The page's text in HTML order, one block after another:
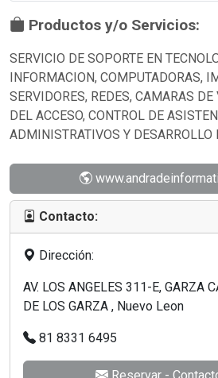
Productos y/o Servicios:
SERVICIO DE SOPORTE EN
INFORMACION, COMPUTADORAS,
SERVIDORES, REDES, CAMARAS
DEL ACCESO, CONTROL DE
ADMINISTRATIVOS Y DESARROLLO
Contacto:
Dirección:
AV. LOS ANGELES 311-E, GARZA
DE LOS GARZA , Nuevo Leon
81 8331 6495